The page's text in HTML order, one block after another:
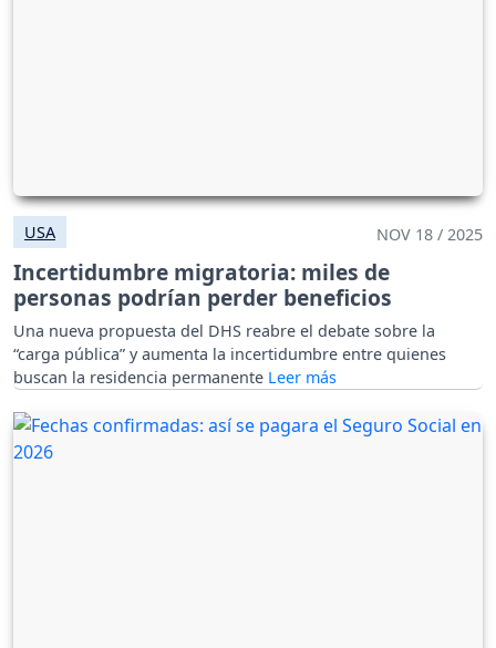
USA NOV 18 / 2025
Incertidumbre migratoria: miles de
personas podrían perder beneficios
Una nueva propuesta del DHS reabre el debate sobre la
“carga pública” y aumenta la incertidumbre entre quienes
buscan la residencia permanente